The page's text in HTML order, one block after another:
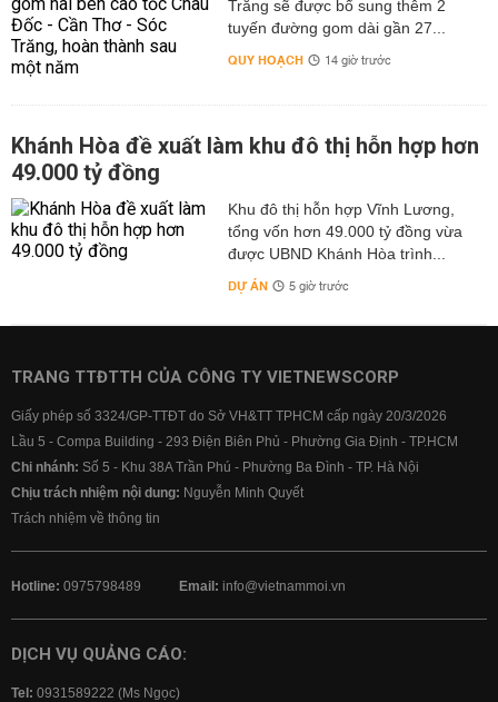
Trăng sẽ được bổ sung thêm 2
tuyến đường gom dài gần 27...
QUY HOẠCH 14 giờ trước
Khánh Hòa đề xuất làm khu đô thị hỗn hợp hơn
49.000 tỷ đồng
Khu đô thị hỗn hợp Vĩnh Lương,
tổng vốn hơn 49.000 tỷ đồng vừa
được UBND Khánh Hòa trình...
DỰ ÁN 5 giờ trước
TRANG TTĐTTH CỦA CÔNG TY VIETNEWSCORP
Giấy phép số 3324/GP-TTĐT do Sở VH&TT TPHCM cấp ngày 20/3/2026
Lầu 5 - Compa Building - 293 Điện Biên Phủ - Phường Gia Định - TP.HCM
Chi nhánh: Số 5 - Khu 38A Trần Phú - Phường Ba Đình - TP. Hà Nội
Chịu trách nhiệm nội dung: Nguyễn Minh Quyết
Trách nhiệm về thông tin
Hotline: 0975798489 Email: info@vietnammoi.vn
DỊCH VỤ QUẢNG CÁO:
Tel: 0931589222 (Ms Ngọc)